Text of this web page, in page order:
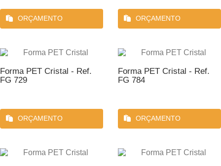
ORÇAMENTO ORÇAMENTO
Forma PET Cristal - Ref.
FG 729
ORÇAMENTO
Forma PET Cristal - Ref.
FG 784
ORÇAMENTO